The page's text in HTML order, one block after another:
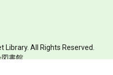
All Rights Reserved.